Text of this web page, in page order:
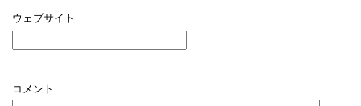
ウェブサイト
コメント